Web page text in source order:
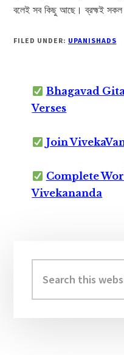
বলেই সব কিছু আছে। ব্রহ্মই সকল
FILED UNDER: UPANISHADS
Bhagavad
Verses
Join
Complete
Vivekananda
Sidebar
this
website